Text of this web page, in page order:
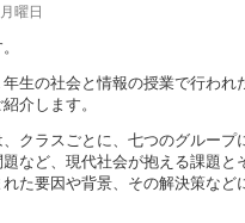
曜日
生の社会と情報の授業で行われ
介します。
クラスごとに、七つのグループ
など、現代社会が抱える課題と
た要因や背景、その解決策など